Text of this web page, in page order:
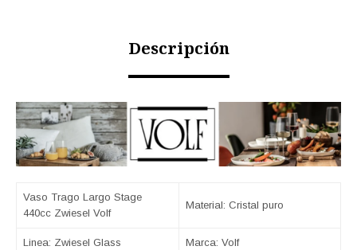
Descripción
Vaso Trago Largo Stage
440cc Zwiesel Volf
Material: Cristal puro
Linea: Zwiesel Glass Marca: Volf